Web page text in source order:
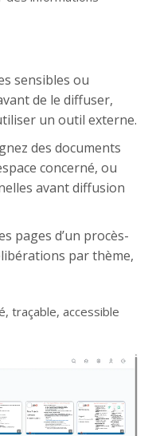
sensibles ou
de le diffuser,
un outil externe.
des documents
concerné, ou
avant diffusion
pages d’un procès-
par thème,
traçable, accessible